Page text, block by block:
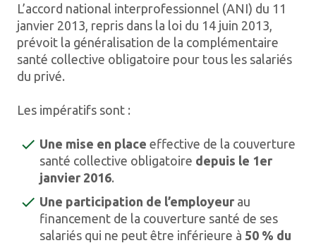
L’accord national interprofessionnel (ANI) du 11
janvier 2013, repris dans la loi du 14 juin 2013,
prévoit la généralisation de la complémentaire
santé collective obligatoire pour tous les salariés
du privé.
Les impératifs sont :
Une mise en place effective de la couverture
santé collective obligatoire depuis le 1er
janvier 2016.
Une participation de l’employeur au
financement de la couverture santé de ses
salariés qui ne peut être inférieure à 50 % du